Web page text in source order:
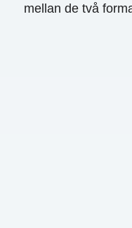
mellan de två